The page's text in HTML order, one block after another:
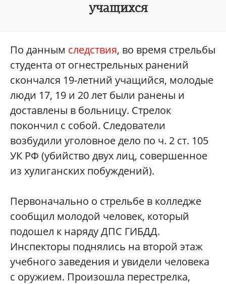
учащихся
По данным следствия, во время стрельбы
студента от огнестрельных ранений
скончался 19-летний учащийся, молодые
люди 17, 19 и 20 лет были ранены и
доставлены в больницу. Стрелок
покончил с собой. Следователи
возбудили уголовное дело по ч. 2 ст. 105
УК РФ (убийство двух лиц, совершенное
из хулиганских побуждений).
Первоначально о стрельбе в колледже
сообщил молодой человек, который
подошел к наряду ДПС ГИБДД.
Инспекторы поднялись на второй этаж
учебного заведения и увидели человека
с оружием. Произошла перестрелка,